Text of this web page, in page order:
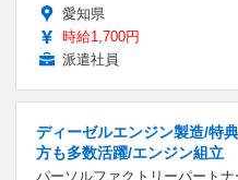
愛知県
時給1,700円
派遣社員
ディーゼルエンジン製造/特
方も多数活躍/エンジン組立
パーソルファクトリーパート